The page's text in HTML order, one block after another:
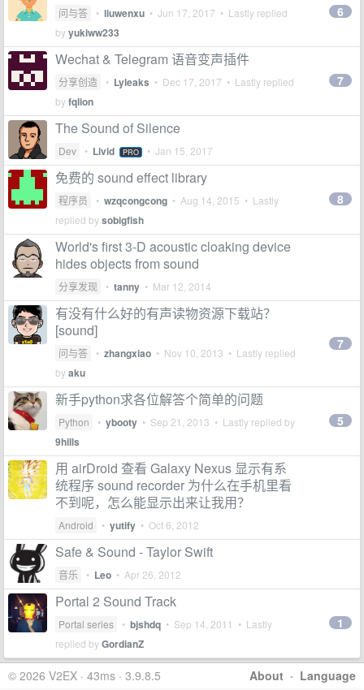
问与答 • liuwenxu • Jun 17, 2017 • Lastly replied
byyukiww233
6
Wechat & Telegram 语音变声插件
分享创造 • Lyleaks • Dec 17, 2017 • Lastly replied
byfqlion
7
The Sound of Silence
Dev • Livid PRO • Jan 15, 2017
免费的 sound effect library
程序员 • wzqcongcong • Aug 14, 2015 • Lastly
replied bysobigfish
8
World's first 3-D acoustic cloaking device
hides objects from sound
分享发现 • tanny • Mar 12, 2014
有没有什么好的有声读物资源下载站？
[sound]
问与答 • zhangxiao • Nov 10, 2013 • Lastly replied
byaku
7
新手python求各位解答个简单的问题
Python • ybooty • Sep 21, 2013 • Lastly replied by
9hills
5
用 airDroid 查看 Galaxy Nexus 显示有系
统程序 sound recorder 为什么在手机里看
不到呢，怎么能显示出来让我用？
Android • yutify • Oct 6, 2012
Safe & Sound - Taylor Swift
音乐 • Leo • Apr 26, 2012
Portal 2 Sound Track
Portal series • bjshdq • Sep 14, 2011 • Lastly
replied byGordianZ
1
About · Language
© 2026 V2EX · 43ms · 3.9.8.5